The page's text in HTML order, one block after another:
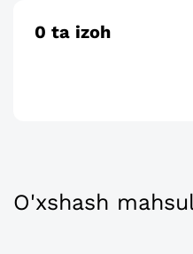
0 ta izoh
O'xshash